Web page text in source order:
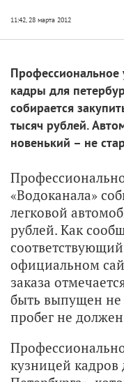
кадры для
собирается
тысяч рублей.
новенький – не
«Водоканала»
легковой
рублей. Как
официальном
заказа
быть выпущен не
пробег не
кузницей